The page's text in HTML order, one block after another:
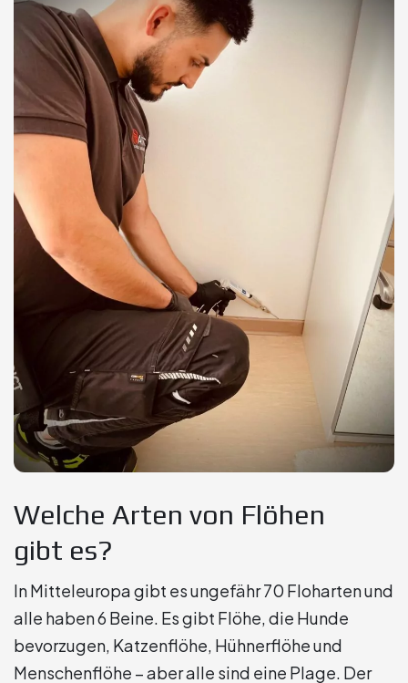
Welche Arten von Flöhen
gibt es?
In Mitteleuropa gibt es ungefähr 70 Floharten und
alle haben 6 Beine. Es gibt Flöhe, die Hunde
bevorzugen, Katzenflöhe, Hühnerflöhe und
Menschenflöhe – aber alle sind eine Plage. Der